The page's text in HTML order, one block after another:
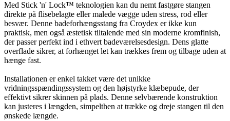
Med Stick 'n' Lock™ teknologien kan du nemt fastgøre stangen
direkte på flisebelagte eller malede vægge uden stress, rod eller
besvær. Denne badeforhængsstang fra Croydex er ikke kun
praktisk, men også æstetisk tiltalende med sin moderne kromfinish,
der passer perfekt ind i ethvert badeværelsesdesign. Dens glatte
overflade sikrer, at forhænget let kan trækkes frem og tilbage uden at
hænge fast.
Installationen er enkel takket være det unikke
vridningsspændingssystem og den højstyrke klæbepude, der
effektivt sikrer skinnen på plads. Denne selvbærende konstruktion
kan justeres i længden, simpelthen at trække og dreje stangen til den
ønskede længde.